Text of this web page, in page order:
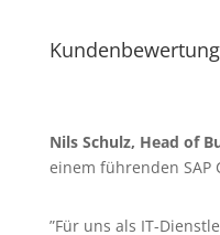
Nils Schulz, Head of
einem führenden SAP
”Für uns als IT-